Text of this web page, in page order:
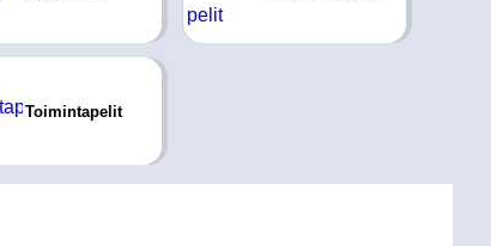
Toimintapelit